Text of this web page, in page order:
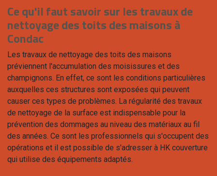
Ce qu'il faut savoir sur les travaux de
nettoyage des toits des maisons à
Condac
Les travaux de nettoyage des toits des maisons
préviennent l'accumulation des moisissures et des
champignons. En effet, ce sont les conditions particulières
auxquelles ces structures sont exposées qui peuvent
causer ces types de problèmes. La régularité des travaux
de nettoyage de la surface est indispensable pour la
prévention des dommages au niveau des matériaux au fil
des années. Ce sont les professionnels qui s'occupent des
opérations et il est possible de s'adresser à HK couverture
qui utilise des équipements adaptés.